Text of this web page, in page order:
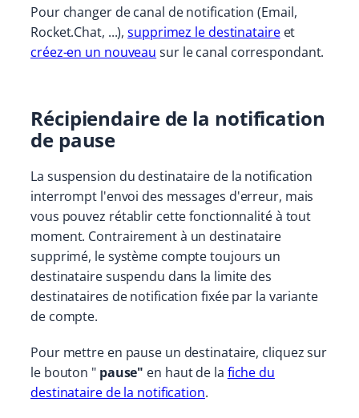
Pour changer de canal de notification (Email,
Rocket.Chat, ...),supprimez le destinataireet
créez-en un nouveau sur le canal correspondant.
Récipiendaire de la notification
de pause
La suspension du destinataire de la notification
interrompt l'envoi des messages d'erreur, mais
vous pouvez rétablir cette fonctionnalité à tout
moment. Contrairement à un destinataire
supprimé, le système compte toujours un
destinataire suspendu dans la limite des
destinataires de notification fixée par la variante
de compte.
Pour mettre en pause un destinataire, cliquez sur
le bouton " pause" en haut de la fiche du
destinataire de la notification.